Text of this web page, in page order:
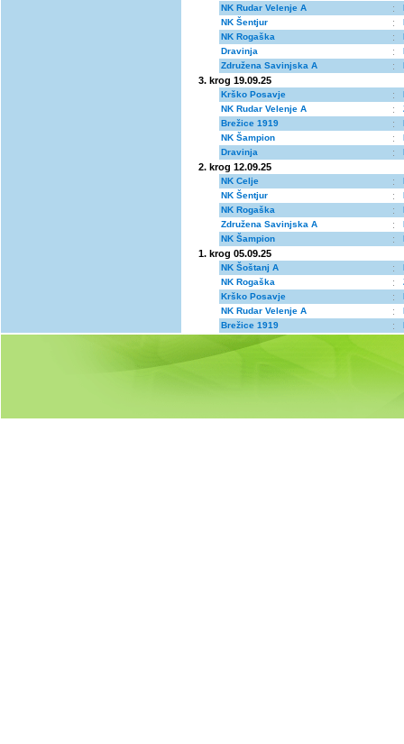
NK Rudar Velenje A :
NK Šentjur
:
NK Rogaška
:
Dravinja
:
Združena Savinjska A
:
3. krog 19.09.25
Krško Posavje :
NK Rudar Velenje A
:
Brežice 1919
:
NK Šampion
:
Dravinja
:
2. krog 12.09.25
NK Celje :
NK Šentjur
:
NK Rogaška
:
Združena Savinjska A
:
NK Šampion
:
1. krog 05.09.25
NK Šoštanj A :
NK Rogaška
:
Krško Posavje
:
NK Rudar Velenje A
:
Brežice 1919
: